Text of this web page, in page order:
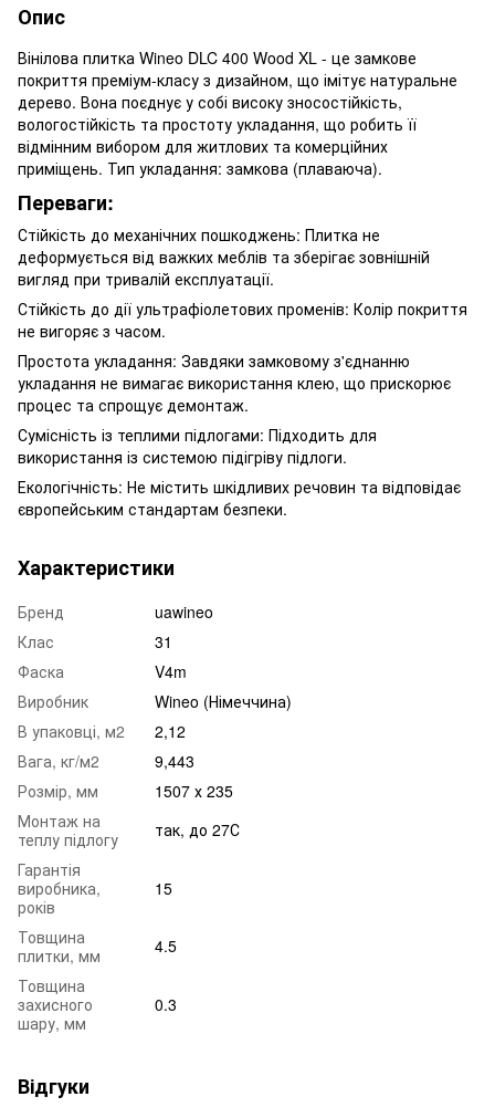
Опис
Вінілова плитка Wineo DLC 400 Wood XL - це замкове
покриття преміум-класу з дизайном, що імітує натуральне
дерево. Вона поєднує у собі високу зносостійкість,
вологостійкість та простоту укладання, що робить її
відмінним вибором для житлових та комерційних
приміщень. Тип укладання: замкова (плаваюча).
Переваги:
Стійкість до механічних пошкоджень: Плитка не
деформується від важких меблів та зберігає зовнішній
вигляд при тривалій експлуатації.
Стійкість до дії ультрафіолетових променів: Колір покриття
не вигоряє з часом.
Простота укладання: Завдяки замковому з'єднанню
укладання не вимагає використання клею, що прискорює
процес та спрощує демонтаж.
Сумісність із теплими підлогами: Підходить для
використання із системою підігріву підлоги.
Екологічність: Не містить шкідливих речовин та відповідає
європейським стандартам безпеки.
Характеристики
Бренд
uawineo
Клас
31
Фаска
V4m
Виробник
Wineo (Німеччина)
В упаковці, м2
2,12
Вага, кг/м2
9,443
Розмір, мм
1507 х 235
Монтаж на
теплу підлогу
так, до 27С
Гарантія
виробника,
років
15
Товщина
плитки, мм
4.5
Товщина
захисного
шару, мм
0.3
Відгуки